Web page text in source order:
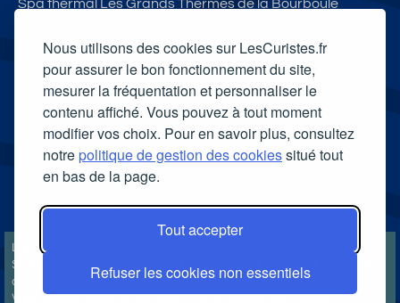
Nous utilisons des cookies sur LesCuristes.fr
pour assurer le bon fonctionnement du site,
mesurer la fréquentation et personnaliser le
contenu affiché. Vous pouvez à tout moment
modifier vos choix. Pour en savoir plus, consultez
notrepolitique de gestion des cookiessitué tout
en bas de la page.
Tout accepter
Refuser les cookies non essentiels
Spa thermal Les Grands Thermes de la Bourboule
Célestins Spa Thermal
Carte cadeau spa Vichy
Carte cadeau spa Bagnoles-de-l'Orne
Carte cadeau spa Saubusse
Carte cadeau spa Châtel-Guyon
LesCuristes.fr participe et est conforme à l'ensemble des
Spécifications et Politiques du Transparency & Consent Framework
de l'IAB Europe et utilise la Consent Management Platform n°92.
Vous pouvez modifier vos choix à tout moment encliquant ici.